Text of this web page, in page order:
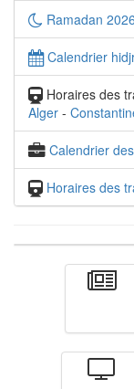
Ramadan
Calendrier
Horaires des
Alger -
Calendrier
Horaires des